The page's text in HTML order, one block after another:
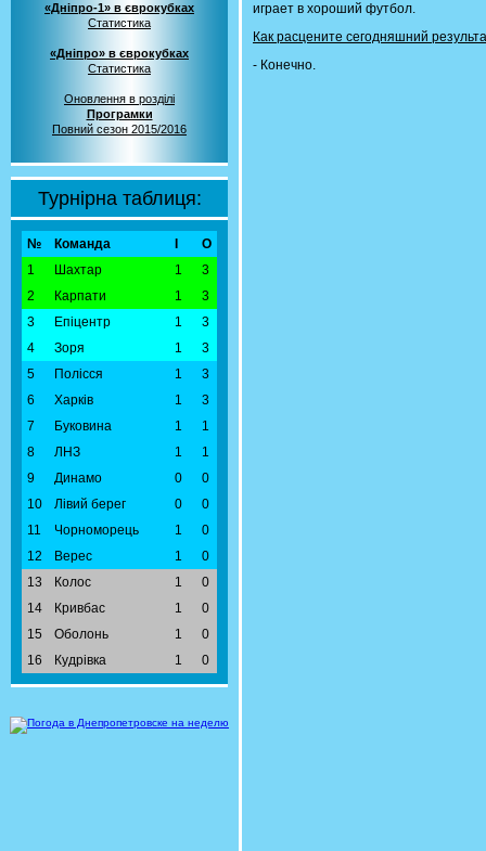
«Дніпро-1» в єврокубках
Статистика
«Дніпро» в єврокубках
Статистика
Оновлення в розділі
Програмки
Повний сезон 2015/2016
Турнірна таблиця:
№ Команда
О
1
Шахтар 1
3
2
Карпати 1
3
3
Епіцентр 1
3
4
Зоря 1
3
5
Полісся 1
3
6
Харків 1
3
7
Буковина 1
1
8
ЛНЗ 1
1
9
Динамо 0
0
10
Лівий берег 0
0
11
Чорноморець 1
0
12
Верес 1
0
13
Колос 1
0
14
Кривбас 1
0
15
Оболонь 1
0
16
Кудрівка 1 0
играет в хороший футбол.
Как расцените сегодняшний
- Конечно.